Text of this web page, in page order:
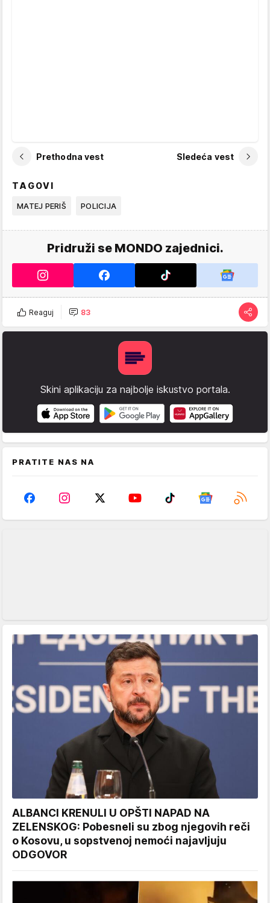
Prethodna vest Sledeća vest
TAGOVI
MATEJ PERIŠ POLICIJA
Pridruži se MONDO zajednici.
Reaguj 83
Skini aplikaciju za najbolje iskustvo portala.
PRATITE NAS NA
ALBANCI KRENULI U OPŠTI NAPAD NA
ZELENSKOG: Pobesneli su zbog njegovih reči
o Kosovu, u sopstvenoj nemoći najavljuju
ODGOVOR